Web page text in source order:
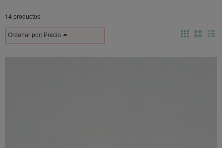
14 productos
Ordenar por: Precio